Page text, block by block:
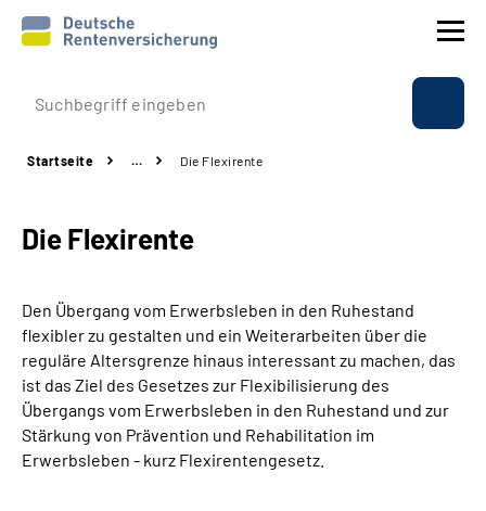
Prävention
Rente
Beratung & Kontakt
Experten
Über uns & Presse
Startseite … Die Flexirente
Die Flexirente
Den Übergang vom Erwerbsleben in den Ruhestand
flexibler zu gestalten und ein Weiterarbeiten über die
reguläre Altersgrenze hinaus interessant zu machen, das
ist das Ziel des Gesetzes zur Flexibilisierung des
Übergangs vom Erwerbsleben in den Ruhestand und zur
Stärkung von Prävention und Rehabilitation im
Erwerbsleben - kurz Flexirentengesetz.